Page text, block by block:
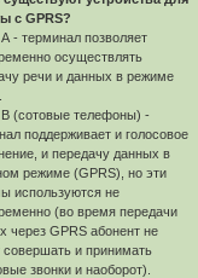
с GPRS?
- терминал позволяет
осуществлять
речи и данных в режиме
В (сотовые телефоны) -
поддерживает и голосовое
и передачу данных в
режиме (GPRS), но эти
используются не
(во время передачи
через GPRS абонент не
и принимать
звонки и наоборот).